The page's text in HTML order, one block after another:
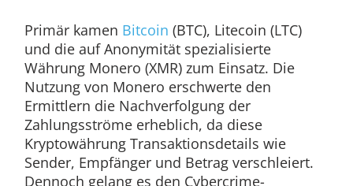
Primär kamen Bitcoin (BTC), Litecoin (LTC)
und die auf Anonymität spezialisierte
Währung Monero (XMR) zum Einsatz. Die
Nutzung von Monero erschwerte den
Ermittlern die Nachverfolgung der
Zahlungsströme erheblich, da diese
Kryptowährung Transaktionsdetails wie
Sender, Empfänger und Betrag verschleiert.
Dennoch gelang es den Cybercrime-